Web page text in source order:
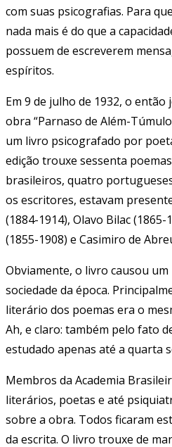
com suas psicografias. Para
nada mais é do que a
possuem de escreverem
espíritos.
Em 9 de julho de 1932, o então
obra “Parnaso de Além-
um livro psicografado por
edição trouxe sessenta
brasileiros, quatro
os escritores, estavam
(1884-1914), Olavo Bilac
(1855-1908) e Casimiro de
Obviamente, o livro causou
sociedade da época.
literário dos poemas era o
Ah, e claro: também pelo fato
estudado apenas até a quarta
Membros da Academia
literários, poetas e até
sobre a obra. Todos ficaram
da escrita. O livro trouxe de